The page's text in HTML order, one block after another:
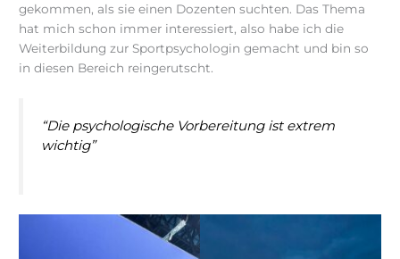
gekommen, als sie einen Dozenten suchten. Das Thema
hat mich schon immer interessiert, also habe ich die
Weiterbildung zur Sportpsychologin gemacht und bin so
in diesen Bereich reingerutscht.
“Die psychologische Vorbereitung ist extrem
wichtig”